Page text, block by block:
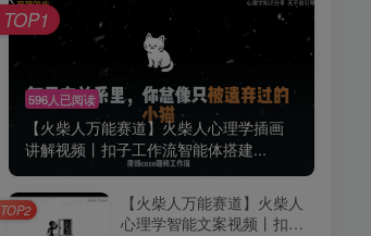
596人已阅读
【火柴人万能赛道】火柴人心理学插画
讲解视频丨扣子工作流智能体搭建...
TOP1
【火柴人万能赛道】火柴人
心理学智能文案视频丨扣子
TOP2